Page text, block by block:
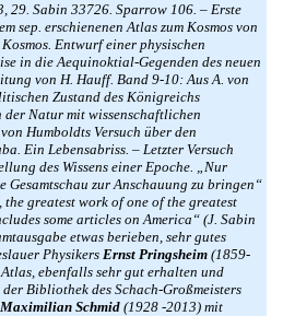
29. Sabin 33726. Sparrow 106. – Erste
sep. erschienenen Atlas zum Kosmos von
Entwurf einer physischen
in die Aequinoktial-Gegenden des neuen
von H. Hauff. Band 9-10: Aus A. von
Zustand des Königreichs
der Natur mit wissenschaftlichen
Humboldts Versuch über den
Ein Lebensabriss. – Letzter Versuch
des Wissens einer Epoche. „Nur
Gesamtschau zur Anschauung zu bringen“
greatest work of one of the greatest
some articles on America“ (J. Sabin
etwas berieben, sehr gutes
Physikers Ernst Pringsheim (1859-
ebenfalls sehr gut erhalten und
Bibliothek des Schach-Großmeisters
Schmid (1928 -2013) mit